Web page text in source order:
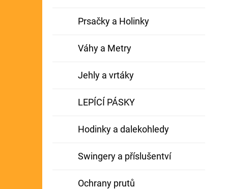
Prsačky a Holinky
Váhy a Metry
Jehly a vrtáky
LEPÍCÍ PÁSKY
Hodinky a dalekohledy
Swingery a příslušentví
Ochrany prutů